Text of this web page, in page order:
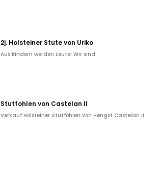
2j. Holsteiner Stute von Uriko
Aus Kindern werden Leute! Wir sind
Stutfohlen von Castelan II
Verkauf Holsteiner Stutfohlen von Hengst Castelan II